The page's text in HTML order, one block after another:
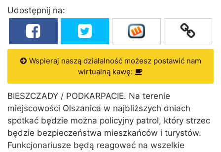
Udostępnij na:
Wspieraj naszą działalność możesz postawić nam
wirtualną kawę:
BIESZCZADY / PODKARPACIE. Na terenie
miejscowości Olszanica w najbliższych dniach
spotkać będzie można policyjny patrol, który strzec
będzie bezpieczeństwa mieszkańców i turystów.
Funkcjonariusze będą reagować na wszelkie